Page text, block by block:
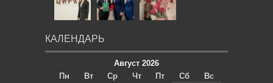
КАЛЕНДАРЬ
Август 2026
Пн
Вт Ср Чт Пт Сб
Вс